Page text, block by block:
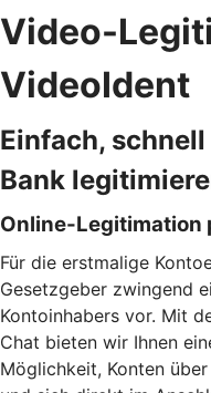
Video-
VideoIdent
Einfach,
Bank
Online-Legitimation
Für die erstmalige
Gesetzgeber zwingend
Kontoinhabers vor. Mit
Chat bieten wir Ihnen
Möglichkeit, Konten